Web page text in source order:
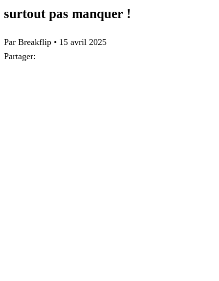
surtout pas manquer !
Par Breakflip • 15 avril 2025
Partager: